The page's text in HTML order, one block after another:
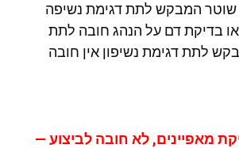
המבקש לתת דגימת נשיפה
דם על הנהג חובה לתת
דגימת נשיפון אין חובה
מאפיינים, לא חובה לביצוע —